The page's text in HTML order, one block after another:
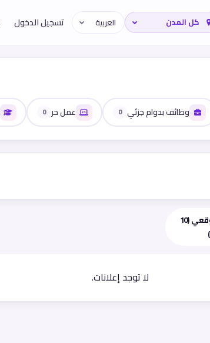
تسجيل الدخول
وظائف بدوام جزئي 0 عمل حر 0
استخدم موقعي (10
لا توجد إعلانات.